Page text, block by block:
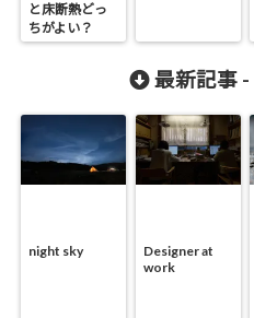
と床断熱どっ
ちがよい？
最新記事 -
night sky
Designer at
work